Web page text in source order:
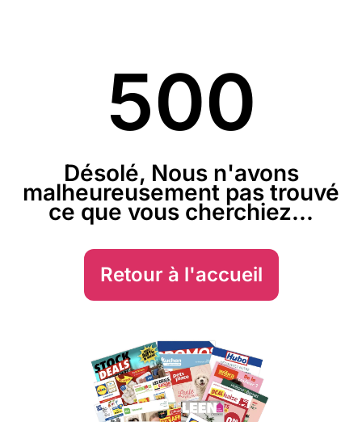
500
Désolé, Nous n'avons
malheureusement pas trouvé
ce que vous cherchiez...
Retour à l'accueil